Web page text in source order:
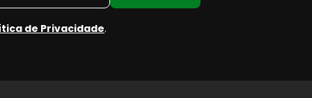
de Privacidade.